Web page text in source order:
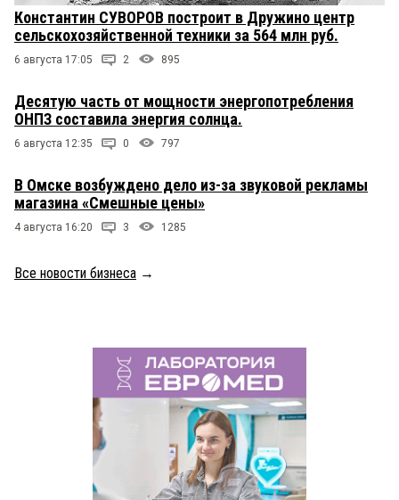
Константин СУВОРОВ построит в Дружино центр
сельскохозяйственной техники за 564 млн руб.
6 августа 17:05 2 895
Десятую часть от мощности энергопотребления
ОНПЗ составила энергия солнца.
6 августа 12:35 0 797
В Омске возбуждено дело из-за звуковой рекламы
магазина «Смешные цены»
4 августа 16:20 3 1285
Все новости бизнеса →